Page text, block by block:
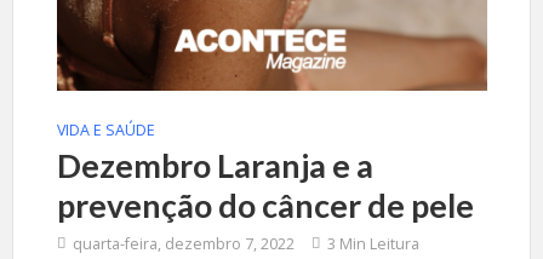
VIDA E SAÚDE
Dezembro Laranja e a
prevenção do câncer de pele
quarta-feira, dezembro 7, 2022 3 Min Leitura